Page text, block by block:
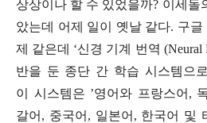
상상이나 할 수 있었을까? 이세돌
았는데 어제 일이 옛날 같다. 구글
제 같은데 ‘신경 기계 번역 (Neural
반을 둔 종단 간 학습 시스템으
이 시스템은 ’영어와 프랑스어 ,
갈어 , 중국어 , 일본어 , 한국어 및